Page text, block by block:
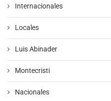
Internacionales
Locales
Luis Abinader
Montecristi
Nacionales